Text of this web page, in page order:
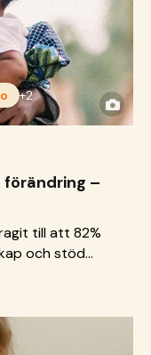
+2
förändring –
till att 82%
och stöd
och